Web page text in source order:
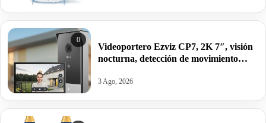
0
Videoportero Ezviz CP7, 2K 7″, visión
nocturna, detección de movimiento
3 Ago, 2026